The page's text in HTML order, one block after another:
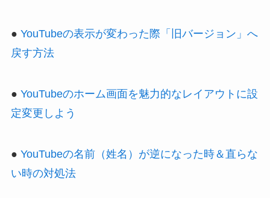
● YouTubeの表示が変わった際「旧バージョン」へ
戻す方法
● YouTubeのホーム画面を魅力的なレイアウトに設
定変更しよう
● YouTubeの名前（姓名）が逆になった時＆直らな
い時の対処法